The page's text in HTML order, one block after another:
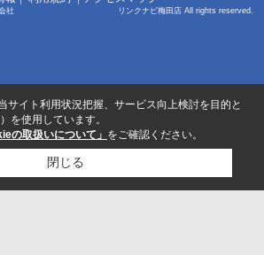
通株式会社 リンクナビ梅田店 All rights reserved.
サイト利用状況把握、サービス向上検討を目的と
を使用しています。
の取扱いについて」 をご確認ください。
閉じる